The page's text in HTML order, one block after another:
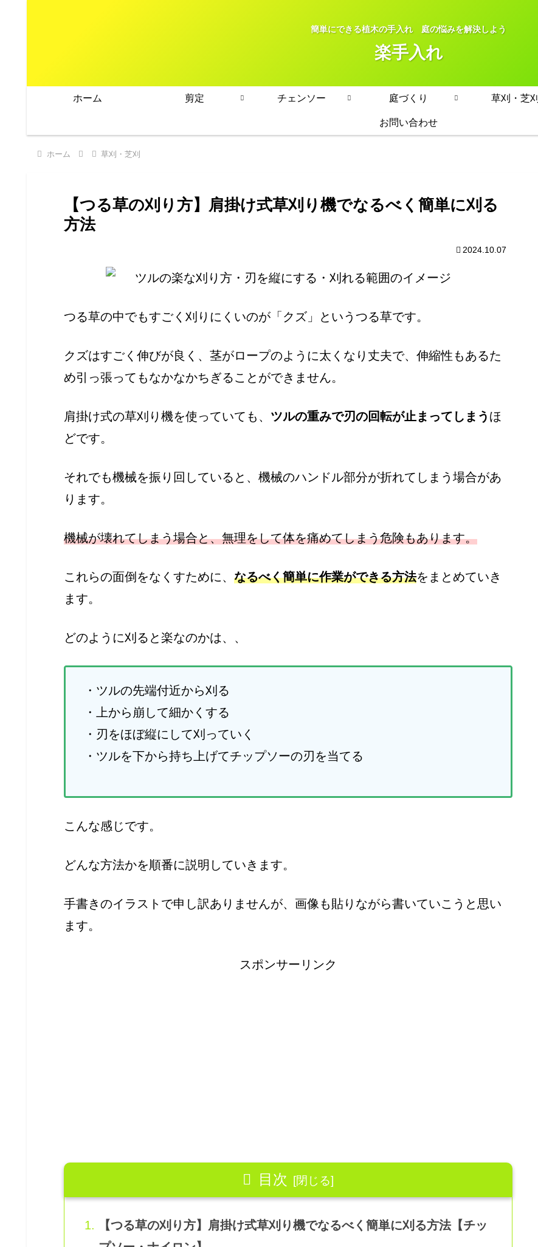
簡単にできる植木の手入れ 庭の悩みを解決しよう
楽手入れ
ホーム 剪定 チェンソー 庭づくり 草刈・芝刈
お問い合わせ
ホーム 草刈・芝刈
【つる草の刈り方】肩掛け式草刈り機でなるべく簡単に刈る
方法
2024.10.07
つる草の中でもすごく刈りにくいのが「クズ」というつる草です。
クズはすごく伸びが良く、茎がロープのように太くなり丈夫で、伸縮性もあるた
め引っ張ってもなかなかちぎることができません。
肩掛け式の草刈り機を使っていても、 ツルの重みで刃の回転が止まってしまう ほ
どです。
それでも機械を振り回していると、機械のハンドル部分が折れてしまう場合があ
ります。
機械が壊れてしまう場合と、無理をして体を痛めてしまう危険もあります。
これらの面倒をなくすために、 なるべく簡単に作業ができる方法をまとめていき
ます。
どのように刈ると楽なのかは、、
・ツルの先端付近から刈る
・上から崩して細かくする
・刃をほぼ縦にして刈っていく
・ツルを下から持ち上げてチップソーの刃を当てる
こんな感じです。
どんな方法かを順番に説明していきます。
手書きのイラストで申し訳ありませんが、画像も貼りながら書いていこうと思い
ます。
スポンサーリンク
目次
【つる草の刈り方】肩掛け式草刈り機でなるべく簡単に刈る方法【チッ